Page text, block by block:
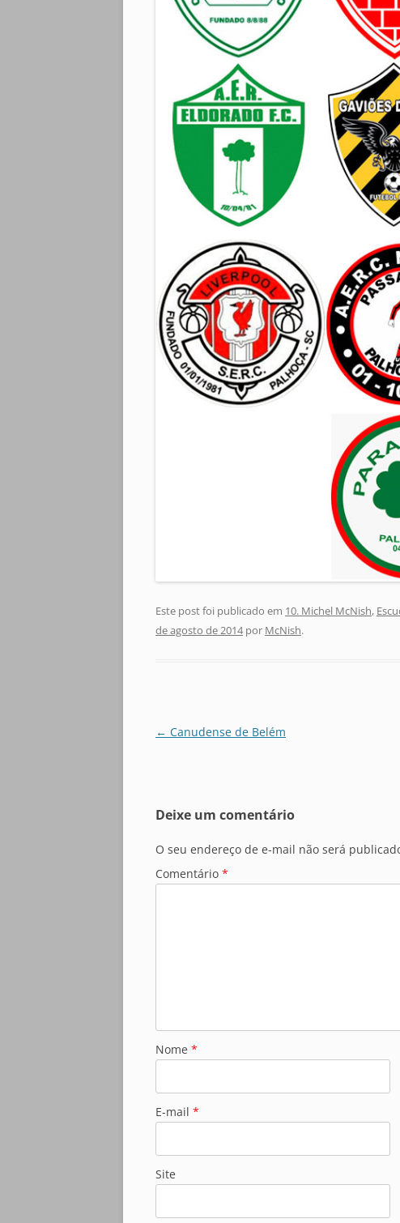
Este post foi publicado em 10. Michel McNish,
de agosto de 2014por McNish.
Navegação
← Canudense de Belém
Deixe um comentário
O seu endereço de e-mail não será
Comentário *
Nome *
E-mail *
Site